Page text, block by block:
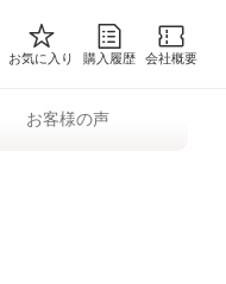
お気に入り 購入履歴 会社概要
お客様の声